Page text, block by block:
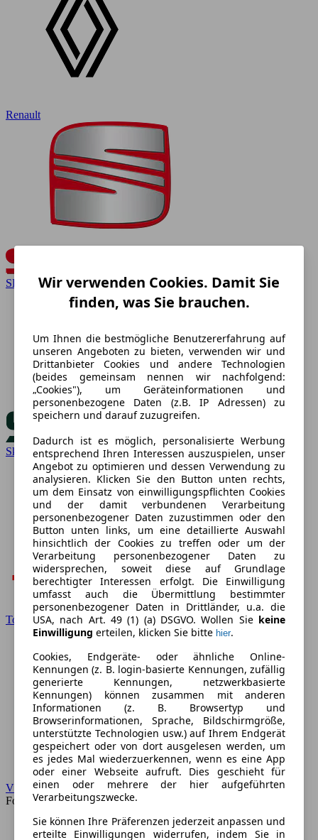
Renault
SEAT
Skoda
Toyota
VW
Forum
Wir verwenden Cookies. Damit Sie
finden, was Sie brauchen.
Um Ihnen die bestmögliche Benutzererfahrung auf
unseren Angeboten zu bieten, verwenden wir und
Drittanbieter Cookies und andere Technologien
(beides gemeinsam nennen wir nachfolgend:
„Cookies"), um Geräteinformationen und
personenbezogene Daten (z.B. IP Adressen) zu
speichern und darauf zuzugreifen.
Dadurch ist es möglich, personalisierte Werbung
entsprechend Ihren Interessen auszuspielen, unser
Angebot zu optimieren und dessen Verwendung zu
analysieren. Klicken Sie den Button unten rechts,
um dem Einsatz von einwilligungspflichten Cookies
und der damit verbundenen Verarbeitung
personenbezogener Daten zuzustimmen oder den
Button unten links, um eine detaillierte Auswahl
hinsichtlich der Cookies zu treffen oder um der
Verarbeitung personenbezogener Daten zu
widersprechen, soweit diese auf Grundlage
berechtigter Interessen erfolgt. Die Einwilligung
umfasst auch die Übermittlung bestimmter
personenbezogener Daten in Drittländer, u.a. die
USA, nach Art. 49 (1) (a) DSGVO. Wollen Sie keine
Einwilligung erteilen, klicken Sie bitte hier.
Cookies, Endgeräte- oder ähnliche Online-
Kennungen (z. B. login-basierte Kennungen, zufällig
generierte Kennungen, netzwerkbasierte
Kennungen) können zusammen mit anderen
Informationen (z. B. Browsertyp und
Browserinformationen, Sprache, Bildschirmgröße,
unterstützte Technologien usw.) auf Ihrem Endgerät
gespeichert oder von dort ausgelesen werden, um
es jedes Mal wiederzuerkennen, wenn es eine App
oder einer Webseite aufruft. Dies geschieht für
einen oder mehrere der hier aufgeführten
Verarbeitungszwecke.
Sie können Ihre Präferenzen jederzeit anpassen und
erteilte Einwilligungen widerrufen, indem Sie in